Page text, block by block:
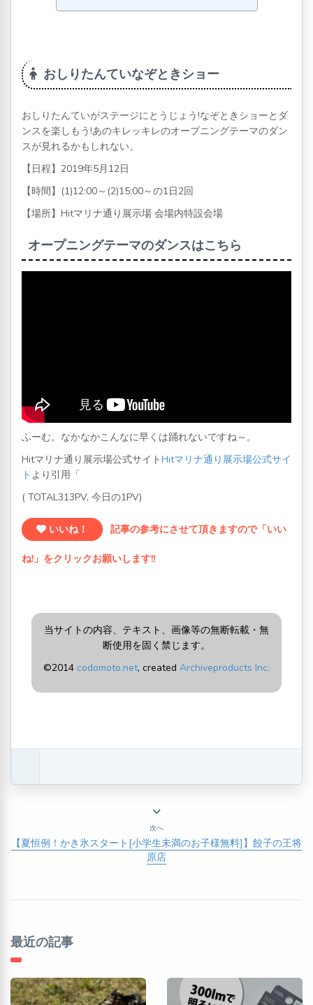
おしりたんていなぞときショー
おしりたんていがステージにとうじょう!なぞときショーとダ
ンスを楽しもう!あのキレッキレのオープニングテーマのダン
スが見れるかもしれない。
【日程】2019年5月12日
【時間】(1)12:00～(2)15:00～の1日2回
【場所】Hitマリナ通り展示場 会場内特設会場
オープニングテーマのダンスはこちら
ふーむ。なかなかこんなに早くは踊れないですね～。
Hitマリナ通り展示場公式サイトHitマリナ通り展示場公式サイ
ト より引用「
( TOTAL313PV, 今日の1PV)
いいね！ 記事の参考にさせて頂きますので「いい
ね!」をクリックお願いします!!
当サイトの内容、テキスト、画像等の無断転載・無
断使用を固く禁じます。
©2014 codomoto.net, created Archiveproducts Inc.
次へ
【夏恒例！かき氷スタート[小学生未満のお子様無料]】餃子の王将
原店
最近の記事